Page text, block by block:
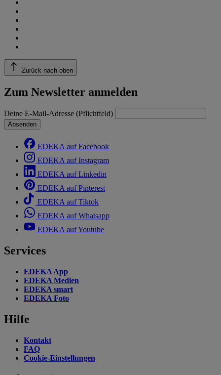
Zurück nach oben
Zum Newsletter anmelden
Deine E-Mail-Adresse (Pflichtfeld)
Absenden
EDEKA auf Facebook
EDEKA auf Instagram
EDEKA auf Linkedin
EDEKA auf Pinterest
EDEKA auf Tiktok
EDEKA auf Whatsapp
EDEKA auf Youtube
Services
EDEKA App
EDEKA Medien
EDEKA smart
EDEKA Foto
Hilfe
Kontakt
FAQ
Cookie-Einstellungen